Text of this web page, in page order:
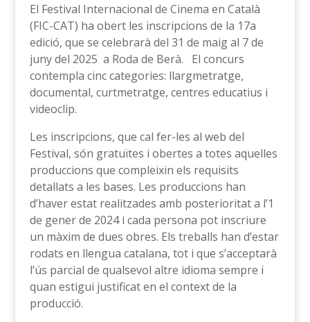
El Festival Internacional de Cinema en Català
(FIC-CAT) ha obert les inscripcions de la 17a
edició, que se celebrarà del 31 de maig al 7 de
juny del 2025 a Roda de Berà. El concurs
contempla cinc categories: llargmetratge,
documental, curtmetratge, centres educatius i
videoclip.
Les inscripcions, que cal fer-les al web del
Festival, són gratuïtes i obertes a totes aquelles
produccions que compleixin els requisits
detallats a les bases. Les produccions han
d’haver estat realitzades amb posterioritat a l’1
de gener de 2024 i cada persona pot inscriure
un màxim de dues obres. Els treballs han d’estar
rodats en llengua catalana, tot i que s’acceptarà
l’ús parcial de qualsevol altre idioma sempre i
quan estigui justificat en el context de la
producció.